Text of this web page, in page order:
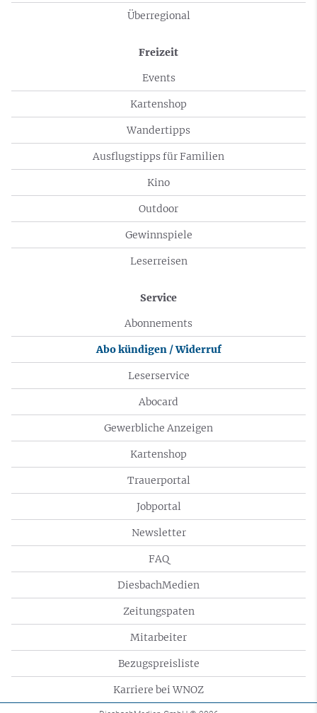
Überregional
Freizeit
Events
Kartenshop
Wandertipps
Ausflugstipps für Familien
Kino
Outdoor
Gewinnspiele
Leserreisen
Service
Abonnements
Abo kündigen / Widerruf
Leserservice
Abocard
Gewerbliche Anzeigen
Kartenshop
Trauerportal
Jobportal
Newsletter
FAQ
DiesbachMedien
Zeitungspaten
Mitarbeiter
Bezugspreisliste
Karriere bei WNOZ